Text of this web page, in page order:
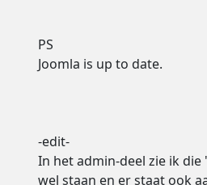
PS
Joomla is up to date.
-edit-
In het admin-deel zie ik
wel staan en er staat ook